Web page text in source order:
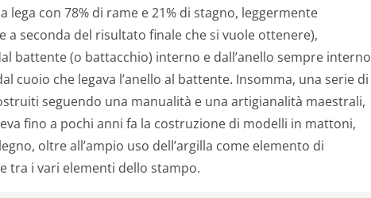
lega con 78% di rame e 21% di stagno, leggermente
a seconda del risultato finale che si vuole ottenere),
battente (o battacchio) interno e dall’anello sempre interno
cuoio che legava l’anello al battente. Insomma, una serie di
seguendo una manualità e una artigianalità maestrali,
fino a pochi anni fa la costruzione di modelli in mattoni,
oltre all’ampio uso dell’argilla come elemento di
tra i vari elementi dello stampo.